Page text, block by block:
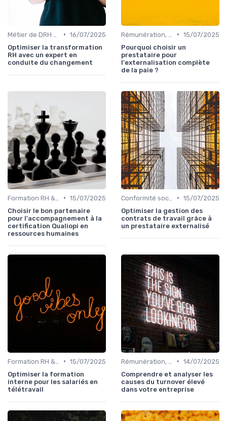
• 16/07/2025
Optimiser la transformation
RH avec un expert en
conduite du changement
• 15/07/2025
Pourquoi choisir un
prestataire pour
l'externalisation complète
de la paie ?
• 15/07/2025
Choisir le bon partenaire
pour l'accompagnement à la
certification Qualiopi en
ressources humaines
• 15/07/2025
Optimiser la gestion des
contrats de travail grâce à
un prestataire externalisé
• 15/07/2025
Optimiser la formation
interne pour les salariés en
télétravail
• 14/07/2025
Comprendre et analyser les
causes du turnover élevé
dans votre entreprise